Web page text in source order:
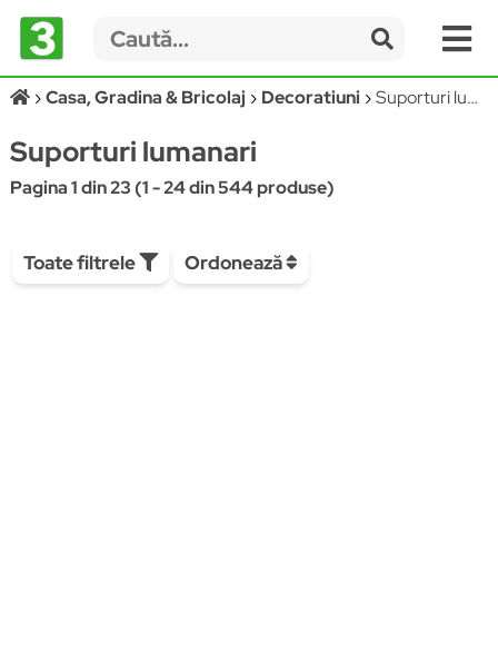
Casa, Gradina & Bricolaj Decoratiuni Suporturi lumanari
Suporturi lumanari
Pagina 1 din 23 (1 - 24 din 544 produse)
Toate filtrele Ordonează